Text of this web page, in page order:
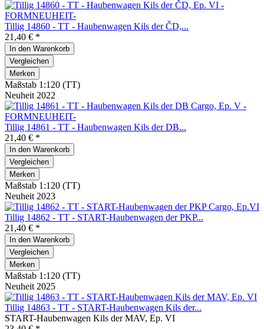
Tillig 14860 - TT - Haubenwagen Kils der ČD,...
21,40 € *
In den Warenkorb
Vergleichen
Merken
Maßstab 1:120 (TT)
Neuheit 2022
Tillig 14861 - TT - Haubenwagen Kils der DB...
21,40 € *
In den Warenkorb
Vergleichen
Merken
Maßstab 1:120 (TT)
Neuheit 2023
Tillig 14862 - TT - START-Haubenwagen der PKP...
21,40 € *
In den Warenkorb
Vergleichen
Merken
Maßstab 1:120 (TT)
Neuheit 2025
Tillig 14863 - TT - START-Haubenwagen Kils der...
START-Haubenwagen Kils der MAV, Ep. VI